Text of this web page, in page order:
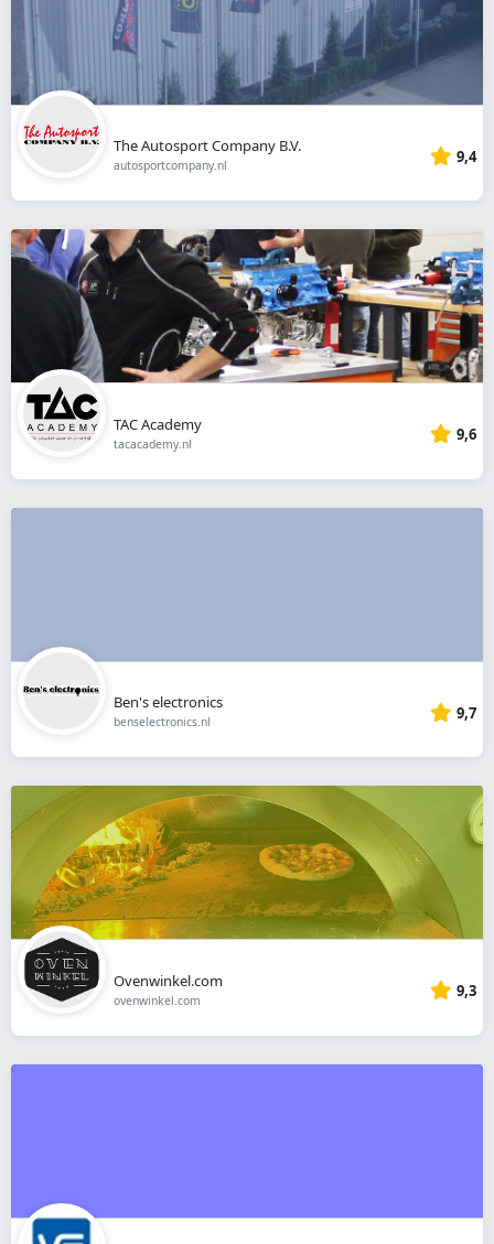
The Autosport Company B.V.
autosportcompany.nl 9,4
TAC Academy
tacacademy.nl 9,6
Ben's electronics
benselectronics.nl 9,7
Ovenwinkel.com
ovenwinkel.com 9,3